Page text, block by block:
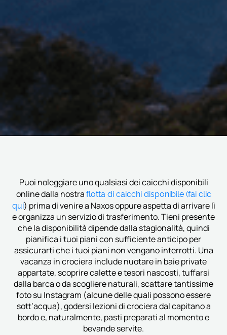
Puoi noleggiare uno qualsiasi dei caicchi disponibili
online dalla nostraflotta di caicchi disponibile (fai clic
qui) prima di venire a Naxos oppure aspetta di arrivare lì
e organizza un servizio di trasferimento. Tieni presente
che la disponibilità dipende dalla stagionalità, quindi
pianifica i tuoi piani con sufficiente anticipo per
assicurarti che i tuoi piani non vengano interrotti. Una
vacanza in crociera include nuotare in baie private
appartate, scoprire calette e tesori nascosti, tuffarsi
dalla barca o da scogliere naturali, scattare tantissime
foto su Instagram (alcune delle quali possono essere
sott’acqua), godersi lezioni di crociera dal capitano a
bordo e, naturalmente, pasti preparati al momento e
bevande servite.